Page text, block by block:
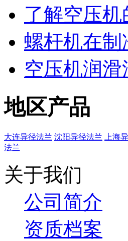
了解空压
螺杆机在
空压机润
地区产品
大连异径法兰 沈阳异径法兰 上海
法兰
关于我们
公司简介
资质档案